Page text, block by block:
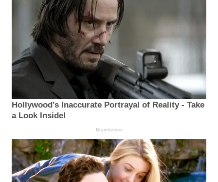
Hollywood's Inaccurate Portrayal of Reality - Take
a Look Inside!
Brainberries